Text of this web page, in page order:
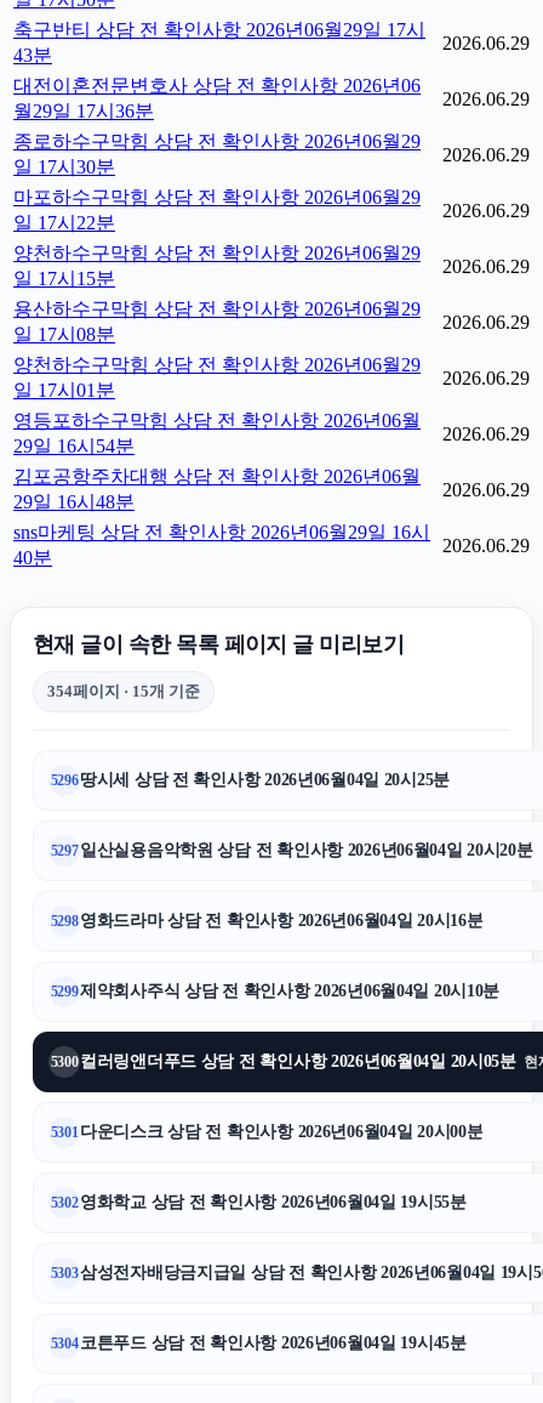
축구반티 상담 전 확인사항 2026년06월29일 17시
43분
2026.06.29
대전이혼전문변호사 상담 전 확인사항 2026년06
월29일 17시36분
2026.06.29
종로하수구막힘 상담 전 확인사항 2026년06월29
일 17시30분
2026.06.29
마포하수구막힘 상담 전 확인사항 2026년06월29
일 17시22분
2026.06.29
양천하수구막힘 상담 전 확인사항 2026년06월29
일 17시15분
2026.06.29
용산하수구막힘 상담 전 확인사항 2026년06월29
일 17시08분
2026.06.29
양천하수구막힘 상담 전 확인사항 2026년06월29
일 17시01분
2026.06.29
영등포하수구막힘 상담 전 확인사항 2026년06월
29일 16시54분
2026.06.29
김포공항주차대행 상담 전 확인사항 2026년06월
29일 16시48분
2026.06.29
sns마케팅 상담 전 확인사항 2026년06월29일 16시
40분
2026.06.29
현재 글이 속한 목록 페이지 글 미리보기
354페이지 · 15개 기준
5296땅시세 상담 전 확인사항 2026년06월04일 20시25분
5297일산실용음악학원 상담 전 확인사항 2026년06월04일 20시20분
5298영화드라마 상담 전 확인사항 2026년06월04일 20시16분
5299제약회사주식 상담 전 확인사항 2026년06월04일 20시10분
5300컬러링앤더푸드 상담 전 확인사항 2026년06월04일 20시05분 현
5301 다운디스크 상담 전 확인사항 2026년06월04일 20시00분
5302영화학교 상담 전 확인사항 2026년06월04일 19시55분
5303삼성전자배당금지급일 상담 전 확인사항 2026년06월04일 19시
5304코튼푸드 상담 전 확인사항 2026년06월04일 19시45분